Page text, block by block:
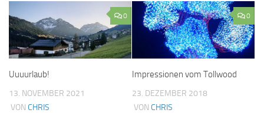
0
Uuuurlaub!
13. NOVEMBER 2021
VON CHRIS
0
Impressionen vom Tollwood
23. DEZEMBER 2018
VON CHRIS